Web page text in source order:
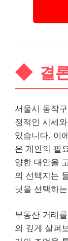
결
서울시 동작
정적인 시세
있습니다. 이
은 개인 의 필
양한 대안을
의 선택지는
닛을 선택하
부동산 거래
의 깊게 살펴